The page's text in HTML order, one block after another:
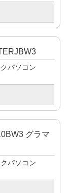
パソコン
グラマ
パソコン